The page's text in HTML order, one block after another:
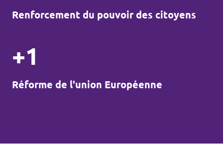
Renforcement du pouvoir des citoyens
+1
Réforme de l'union Européenne